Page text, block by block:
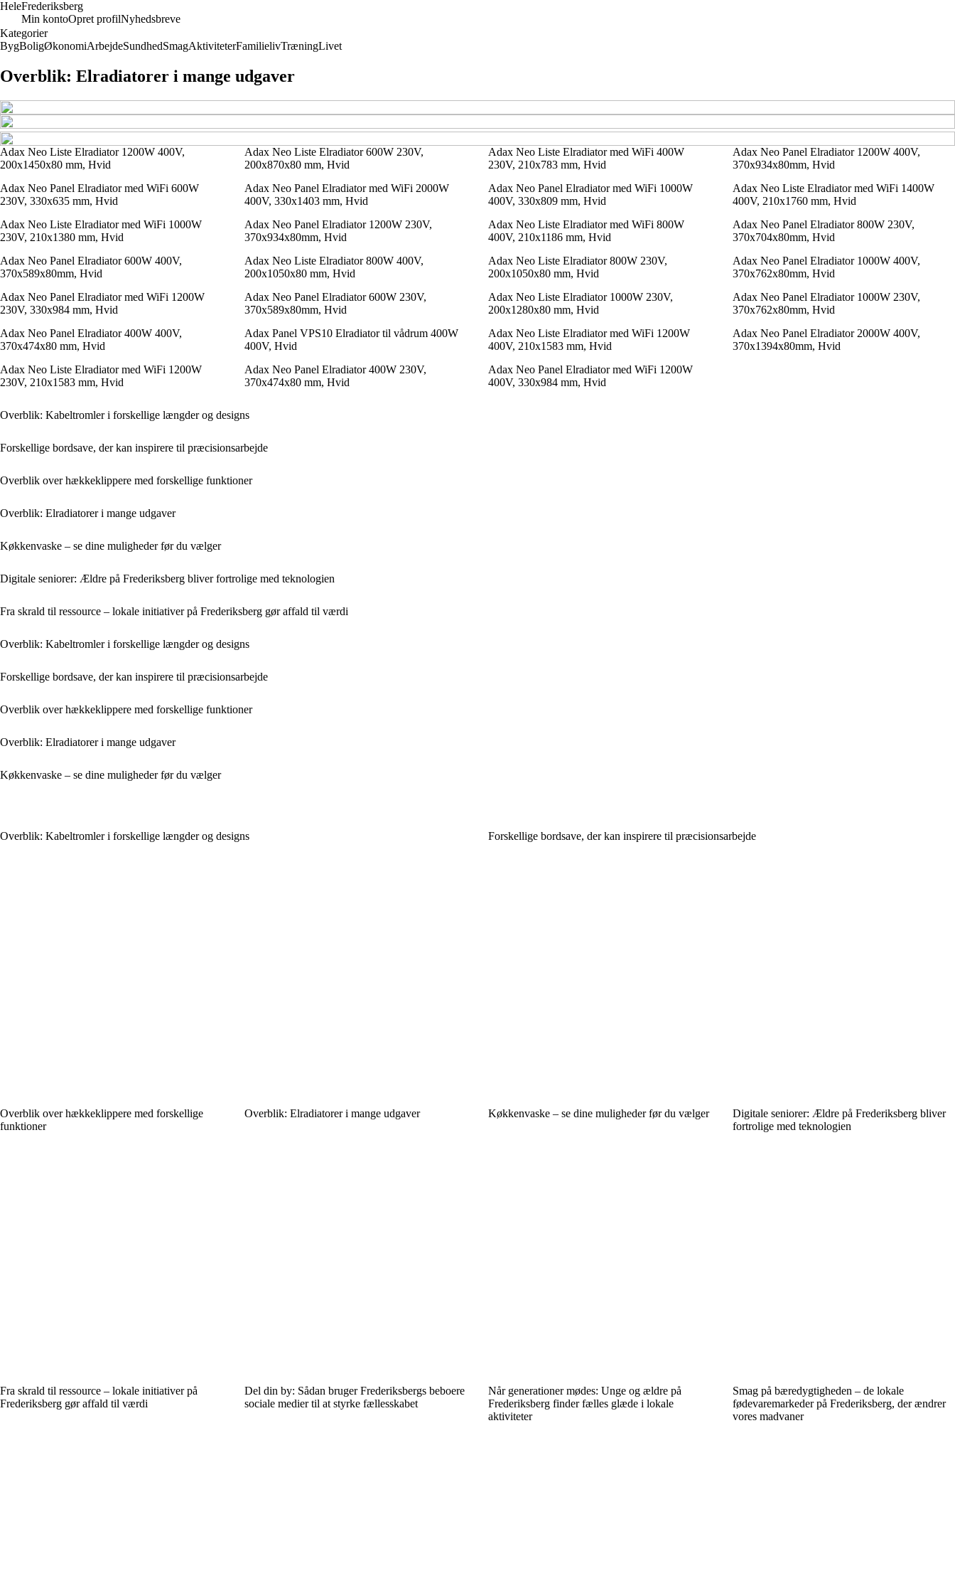
HeleFrederiksberg
Min kontoOpret profilNyhedsbreve
Kategorier
BygBoligØkonomiArbejdeSundhedSmagAktiviteterFamilielivTræningLivet
Overblik: Elradiatorer i mange udgaver
Adax Neo Liste Elradiator 1200W 400V,
200x1450x80 mm, Hvid
Adax Neo Liste Elradiator 600W 230V,
200x870x80 mm, Hvid
Adax Neo Liste Elradiator med WiFi 400W
230V, 210x783 mm, Hvid
Adax Neo Panel Elradiator 1200W 400V,
370x934x80mm, Hvid
Adax Neo Panel Elradiator med WiFi 600W
230V, 330x635 mm, Hvid
Adax Neo Panel Elradiator med WiFi 2000W
400V, 330x1403 mm, Hvid
Adax Neo Panel Elradiator med WiFi 1000W
400V, 330x809 mm, Hvid
Adax Neo Liste Elradiator med WiFi 1400W
400V, 210x1760 mm, Hvid
Adax Neo Liste Elradiator med WiFi 1000W
230V, 210x1380 mm, Hvid
Adax Neo Panel Elradiator 1200W 230V,
370x934x80mm, Hvid
Adax Neo Liste Elradiator med WiFi 800W
400V, 210x1186 mm, Hvid
Adax Neo Panel Elradiator 800W 230V,
370x704x80mm, Hvid
Adax Neo Panel Elradiator 600W 400V,
370x589x80mm, Hvid
Adax Neo Liste Elradiator 800W 400V,
200x1050x80 mm, Hvid
Adax Neo Liste Elradiator 800W 230V,
200x1050x80 mm, Hvid
Adax Neo Panel Elradiator 1000W 400V,
370x762x80mm, Hvid
Adax Neo Panel Elradiator med WiFi 1200W
230V, 330x984 mm, Hvid
Adax Neo Panel Elradiator 600W 230V,
370x589x80mm, Hvid
Adax Neo Liste Elradiator 1000W 230V,
200x1280x80 mm, Hvid
Adax Neo Panel Elradiator 1000W 230V,
370x762x80mm, Hvid
Adax Neo Panel Elradiator 400W 400V,
370x474x80 mm, Hvid
Adax Panel VPS10 Elradiator til vådrum 400W
400V, Hvid
Adax Neo Liste Elradiator med WiFi 1200W
400V, 210x1583 mm, Hvid
Adax Neo Panel Elradiator 2000W 400V,
370x1394x80mm, Hvid
Adax Neo Liste Elradiator med WiFi 1200W
230V, 210x1583 mm, Hvid
Adax Neo Panel Elradiator 400W 230V,
370x474x80 mm, Hvid
Adax Neo Panel Elradiator med WiFi 1200W
400V, 330x984 mm, Hvid
Overblik: Kabeltromler i forskellige længder og designs
Forskellige bordsave, der kan inspirere til præcisionsarbejde
Overblik over hækkeklippere med forskellige funktioner
Overblik: Elradiatorer i mange udgaver
Køkkenvaske – se dine muligheder før du vælger
Digitale seniorer: Ældre på Frederiksberg bliver fortrolige med teknologien
Fra skrald til ressource – lokale initiativer på Frederiksberg gør affald til værdi
Overblik: Kabeltromler i forskellige længder og designs
Forskellige bordsave, der kan inspirere til præcisionsarbejde
Overblik over hækkeklippere med forskellige funktioner
Overblik: Elradiatorer i mange udgaver
Køkkenvaske – se dine muligheder før du vælger
Overblik: Kabeltromler i forskellige længder og designs Forskellige bordsave, der kan inspirere til præcisionsarbejde
Overblik over hækkeklippere med forskellige
funktioner
Overblik: Elradiatorer i mange udgaver Køkkenvaske – se dine muligheder før du vælger
Digitale seniorer: Ældre på Frederiksberg bliver
fortrolige med teknologien
Fra skrald til ressource – lokale initiativer på
Frederiksberg gør affald til værdi
Del din by: Sådan bruger Frederiksbergs beboere
sociale medier til at styrke fællesskabet
Når generationer mødes: Unge og ældre på
Frederiksberg finder fælles glæde i lokale
aktiviteter
Smag på bæredygtigheden – de lokale
fødevaremarkeder på Frederiksberg, der ændrer
vores madvaner